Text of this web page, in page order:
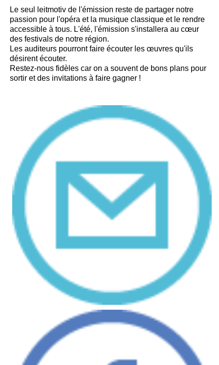
Le seul leitmotiv de l'émission reste de partager notre
passion pour l'opéra et la musique classique et le rendre
accessible à tous. L'été, l'émission s'installera au cœur
des festivals de notre région.
Les auditeurs pourront faire écouter les œuvres qu'ils
désirent écouter.
Restez-nous fidèles car on a souvent de bons plans pour
sortir et des invitations à faire gagner !